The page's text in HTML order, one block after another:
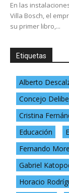
En las
Villa Bosch, el
su primer libro,...
Etiquetas
Alberto
Concejo
Cristina
Educación
Fernando
Gabriel
Horacio